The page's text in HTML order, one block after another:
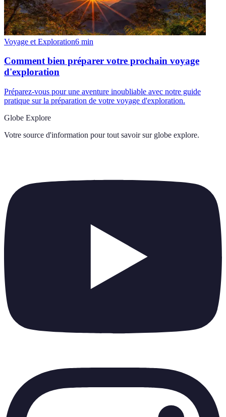
Voyage et Exploration6 min
Comment bien préparer votre prochain voyage
d'exploration
Préparez-vous pour une aventure inoubliable avec notre guide
pratique sur la préparation de votre voyage d'exploration.
Globe Explore
Votre source d'information pour tout savoir sur globe explore.